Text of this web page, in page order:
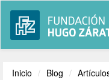
Inicio Blog